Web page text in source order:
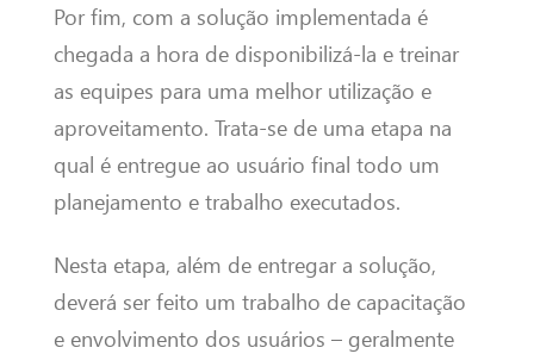
Por fim, com a solução implementada é
chegada a hora de disponibilizá-la e treinar
as equipes para uma melhor utilização e
aproveitamento. Trata-se de uma etapa na
qual é entregue ao usuário final todo um
planejamento e trabalho executados.
Nesta etapa, além de entregar a solução,
deverá ser feito um trabalho de capacitação
e envolvimento dos usuários – geralmente